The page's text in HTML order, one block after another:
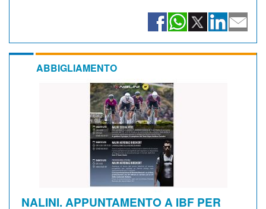
ABBIGLIAMENTO
NALINI. APPUNTAMENTO A IBF PER